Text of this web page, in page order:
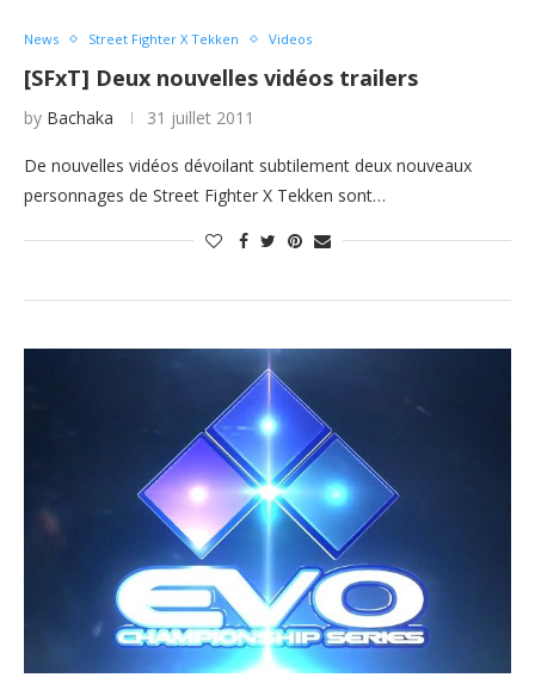
News Street Fighter X Tekken Videos
[SFxT] Deux nouvelles vidéos trailers
by Bachaka 31 juillet 2011
De nouvelles vidéos dévoilant subtilement deux nouveaux
personnages de Street Fighter X Tekken sont…